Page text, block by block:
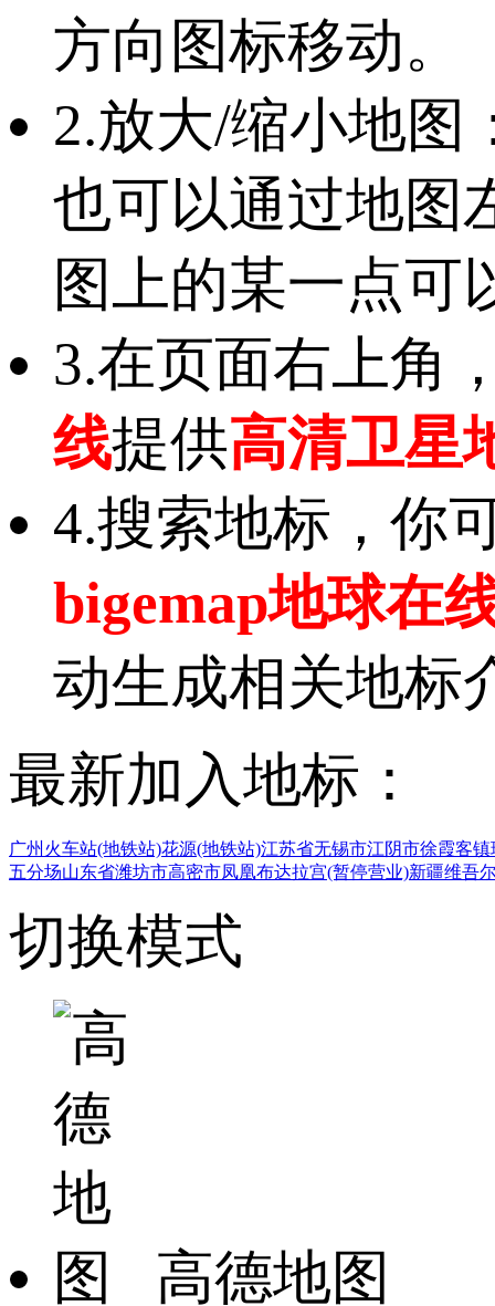
方向图标移动。
2.放大/缩小地图
也可以通过地图
图上的某一点可
3.在页面右上角
线提供高清卫星
4.搜索地标，你
bigemap地球在
动生成相关地标
最新加入地标：
广州火车站(地铁站)花源(地铁站)江苏省无锡市江阴市徐霞客镇
五分场山东省潍坊市高密市凤凰布达拉宫(暂停营业)新疆维吾
切换模式
高德地图